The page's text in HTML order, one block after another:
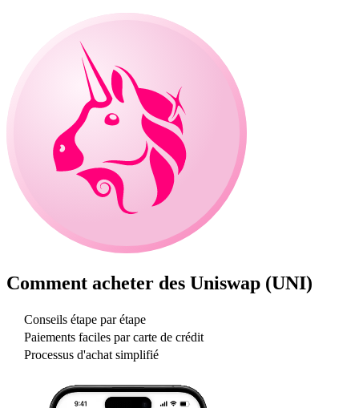
Comment acheter des Uniswap (UNI)
Conseils étape par étape
Paiements faciles par carte de crédit
Processus d'achat simplifié